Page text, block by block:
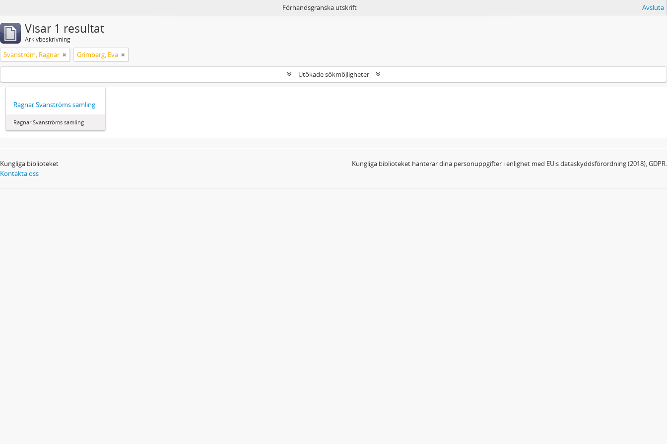
Förhandsgranska utskrift Avsluta
Visar 1 resultat
Arkivbeskrivning
Svanström, Ragnar Grimberg, Eva
Utökade sökmöjligheter
Ragnar Svanströms samling
Ragnar Svanströms samling
Kungliga biblioteket
Kontakta oss
Kungliga biblioteket hanterar dina personuppgifter i enlighet med EU:s dataskyddsförordning (2018), GDPR.